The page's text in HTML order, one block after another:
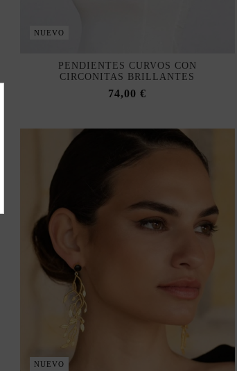
NUEVO
PENDIENTES CURVOS CON
CIRCONITAS BRILLANTES
74,00 €
NUEVO